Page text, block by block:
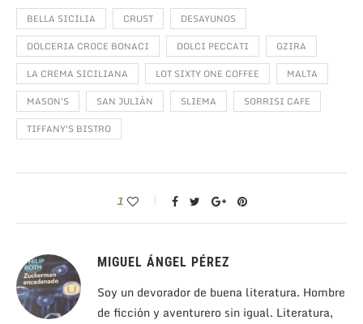
BELLA SICILIA CRUST
DESAYUNOS
DOLCERIA CROCE BONACI
DOLCI PECCATI
GZIRA
LA CREMA SICILIANA
LOT SIXTY ONE COFFEE
MALTA
MASON'S
SAN JULIÁN SLIEMA
SORRISI CAFE
TIFFANY'S BISTRO
1
MIGUEL ÁNGEL PÉREZ
Soy un devorador de buena literatura. Hombre
de ficción y aventurero sin igual. Literatura,